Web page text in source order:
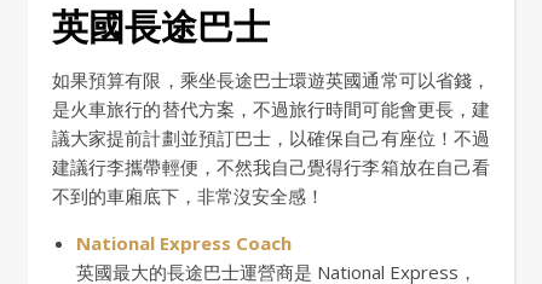
英國長途巴士
如果預算有限，乘坐長途巴士環遊英國通常可以省錢，
是火車旅行的替代方案，不過旅行時間可能會更長，建
議大家提前計劃並預訂巴士​​，以確保自己有座位！不過
建議行李攜帶輕便，不然我自己覺得行李箱放在自己看
不到的車廂底下，非常沒安全感！
National Express Coach
英國最大的長途巴士運營商是 National Express，